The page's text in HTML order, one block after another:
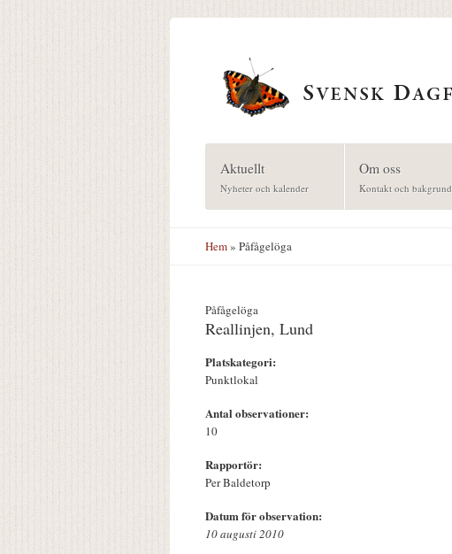
Aktuellt
Nyheter och kalender
Om oss
Kontakt och bakgrund
Hem» Påfågelöga
Påfågelöga
Reallinjen, Lund
Platskategori:
Punktlokal
Antal observationer:
10
Rapportör:
Per Baldetorp
Datum för observation:
10 augusti 2010